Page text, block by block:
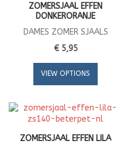
ZOMERSJAAL EFFEN
DONKERORANJE
DAMES ZOMER SJAALS
€ 5,95
VIEW OPTIONS
ZOMERSJAAL EFFEN LILA